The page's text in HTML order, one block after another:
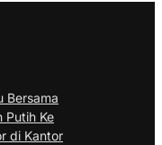
Bersama
Putih Ke
di Kantor